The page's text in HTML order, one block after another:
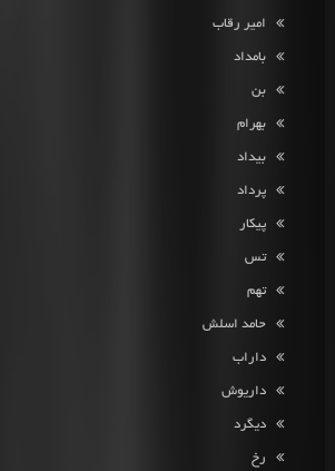
امیر رقاب
بامداد
بن
بهرام
بیداد
پرداد
پیکار
تس
تهم
حامد اسلش
داراب
داریوش
دیگرد
رخ